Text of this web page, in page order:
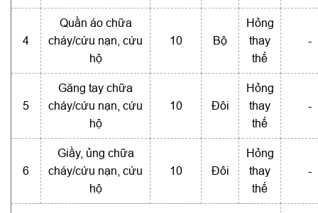
4
Quần áo chữa
cháy/cứu nạn, cứu
hộ
10 Bộ
Hỏng
thay
thế
-
5
Găng tay chữa
cháy/cứu nạn, cứu
hộ
10 Đôi
Hỏng
thay
thế
-
6
Giầy, ủng chữa
cháy/cứu nạn, cứu
hộ
10 Đôi
Hỏng
thay
thế
-